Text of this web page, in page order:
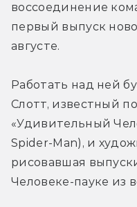
воссоединение
первый выпуск
августе.
Работать над ней
Слотт, известный
«Удивительный
Spider-Man), и
рисовавшая
Человеке-пауке из